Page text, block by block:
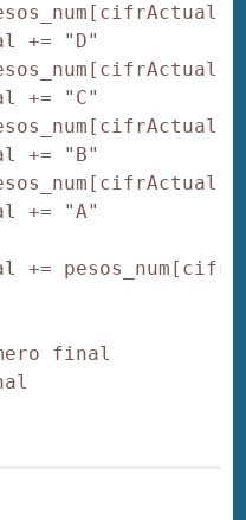
"D"
"C"
"B"
"A"
final